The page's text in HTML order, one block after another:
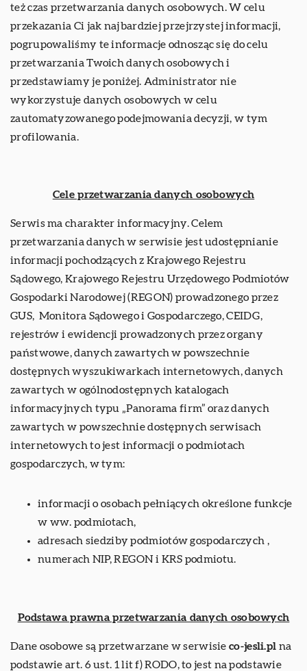
też czas przetwarzania danych osobowych. W celu
przekazania Ci jak najbardziej przejrzystej informacji,
pogrupowaliśmy te informacje odnosząc się do celu
przetwarzania Twoich danych osobowych i
przedstawiamy je poniżej. Administrator nie
wykorzystuje danych osobowych w celu
zautomatyzowanego podejmowania decyzji, w tym
profilowania.
Cele przetwarzania danych osobowych
Serwis ma charakter informacyjny. Celem
przetwarzania danych w serwisie jest udostępnianie
informacji pochodzących z Krajowego Rejestru
Sądowego, Krajowego Rejestru Urzędowego Podmiotów
Gospodarki Narodowej (REGON) prowadzonego przez
GUS, Monitora Sądowego i Gospodarczego, CEIDG,
rejestrów i ewidencji prowadzonych przez organy
państwowe, danych zawartych w powszechnie
dostępnych wyszukiwarkach internetowych, danych
zawartych w ogólnodostępnych katalogach
informacyjnych typu „Panorama firm” oraz danych
zawartych w powszechnie dostępnych serwisach
internetowych to jest informacji o podmiotach
gospodarczych, w tym:
informacji o osobach pełniących określone funkcje
w ww. podmiotach,
adresach siedziby podmiotów gospodarczych ,
numerach NIP, REGON i KRS podmiotu.
Podstawa prawna przetwarzania danych osobowych
Dane osobowe są przetwarzane w serwisie co-jesli.pl na
podstawie art. 6 ust. 1 lit f) RODO, to jest na podstawie